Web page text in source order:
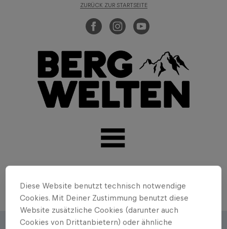
ZURÜCK ZUR STARTSEITE
Diese Website benutzt technisch notwendige
Cookies. Mit Deiner Zustimmung benutzt diese
Website zusätzliche Cookies (darunter auch
Cookies von Drittanbietern) oder ähnliche